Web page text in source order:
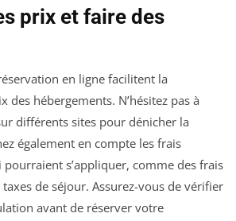
prix et faire des
en ligne facilitent la
des hébergements. N’hésitez pas à
différents sites pour dénicher la
également en compte les frais
s’appliquer, comme des frais
de séjour. Assurez-vous de vérifier
avant de réserver votre